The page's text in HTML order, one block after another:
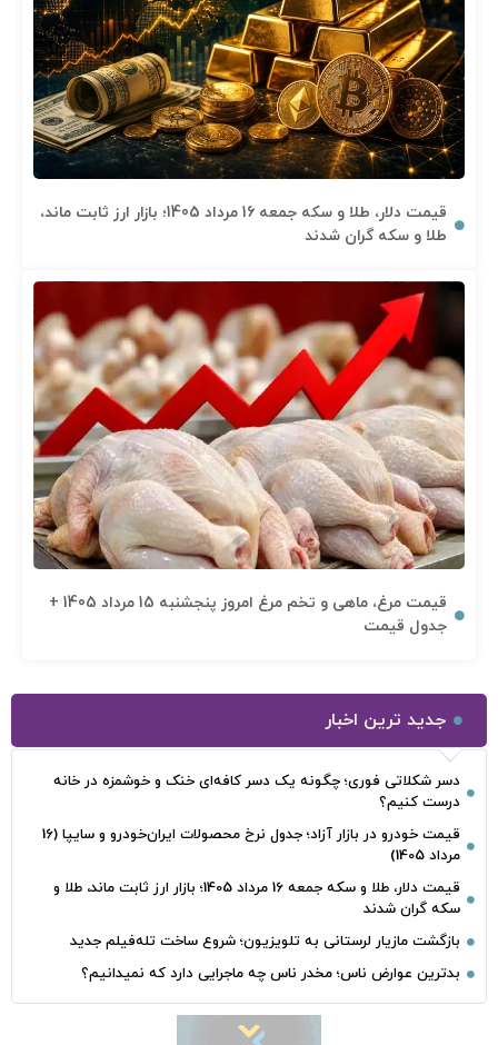
قیمت دلار، طلا و سکه جمعه 16 مرداد 1405؛ بازار ارز ثابت ماند،
طلا و سکه گران شدند
قیمت مرغ، ماهی و تخم مرغ امروز پنجشنبه 15 مرداد 1405 +
جدول قیمت
جدید ترین اخبار
دسر شکلاتی فوری؛ چگونه یک دسر کافه‌ای خنک و خوشمزه در خانه
درست کنیم؟
قیمت خودرو در بازار آزاد؛ جدول نرخ محصولات ایران‌خودرو و سایپا (16
مرداد 1405)
قیمت دلار، طلا و سکه جمعه 16 مرداد 1405؛ بازار ارز ثابت ماند، طلا و
سکه گران شدند
بازگشت مازیار لرستانی به تلویزیون؛ شروع ساخت تله‌فیلم جدید
بدترین عوارض ناس؛ مخدر ناس چه ماجرایی دارد که نمیدانیم؟